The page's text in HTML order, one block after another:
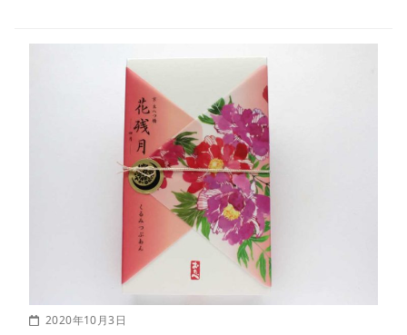
2020年10月3日